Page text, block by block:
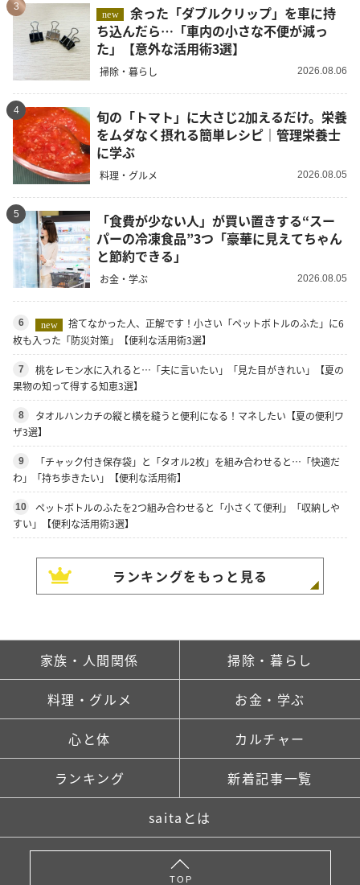
3
new
余った「ダブルクリップ」を車に持
ち込んだら…「車内の小さな不便が減っ
た」【意外な活用術3選】
掃除・暮らし 2026.08.06
4
旬の「トマト」に大さじ2加えるだけ。栄養
をムダなく摂れる簡単レシピ｜管理栄養士
に学ぶ
料理・グルメ 2026.08.05
5
「食費が少ない人」が買い置きする“スー
パーの冷凍食品”3つ「豪華に見えてちゃん
と節約できる」
お金・学ぶ 2026.08.05
6 new
捨てなかった人、正解です！小さい「ペットボトルのふた」に6
枚も入った「防災対策」【便利な活用術3選】
7
桃をレモン水に入れると…「夫に言いたい」「見た目がきれい」【夏の
果物の知って得する知恵3選】
8
タオルハンカチの縦と横を縫うと便利になる！マネしたい【夏の便利ワ
ザ3選】
9
「チャック付き保存袋」と「タオル2枚」を組み合わせると…「快適だ
わ」「持ち歩きたい」【便利な活用術】
10
ペットボトルのふたを2つ組み合わせると「小さくて便利」「収納しや
すい」【便利な活用術3選】
ランキングをもっと見る
家族・人間関係 掃除・暮らし
料理・グルメ お金・学ぶ
心と体 カルチャー
ランキング 新着記事一覧
saitaとは
TOP